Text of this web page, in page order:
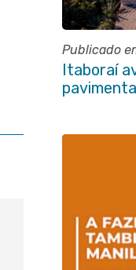
Publicado
Itaboraí